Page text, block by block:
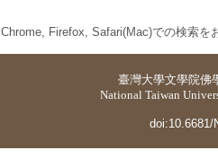
Chrome, Firefox, Safari(Mac)での検索を
臺灣大學文學院佛
National Taiwan
doi:10.6681/